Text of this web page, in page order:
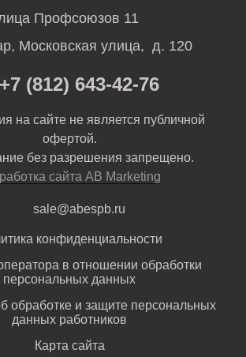
Профсоюзов 11
Московская улица, д. 120
+7 (812) 643-42-76
на сайте не является публичной
офертой.
без разрешения запрещено.
сайта AB Marketing
sale@abespb.ru
конфиденциальности
в отношении обработки
персональных данных
обработке и защите персональных
данных работников
Карта сайта